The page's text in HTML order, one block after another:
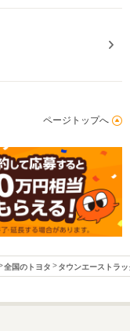
ページトップへ
全国のトヨタ タウンエーストラ